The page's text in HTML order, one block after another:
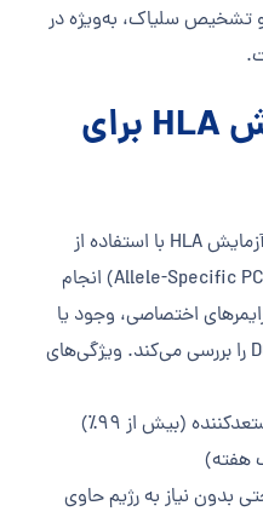
تشخیص سلیاک، به‌ویژه در
روش انجام آزمایش HLA برای
در آزمایشگاه ژنتیک پزشکی بنیان، آزمایش HLA با استفاده از
تکنولوژی PCR اختصاصی آلل‌ها (Allele-Specific PCR) انجام
اختصاصی، وجود یا
عدم وجود ژن‌های HLA-DQ2 و DQ8 را بررسی می‌کند. ویژگی‌های
(بیش از ۹۹٪)
هفته)
بدون نیاز به رژیم حاوی